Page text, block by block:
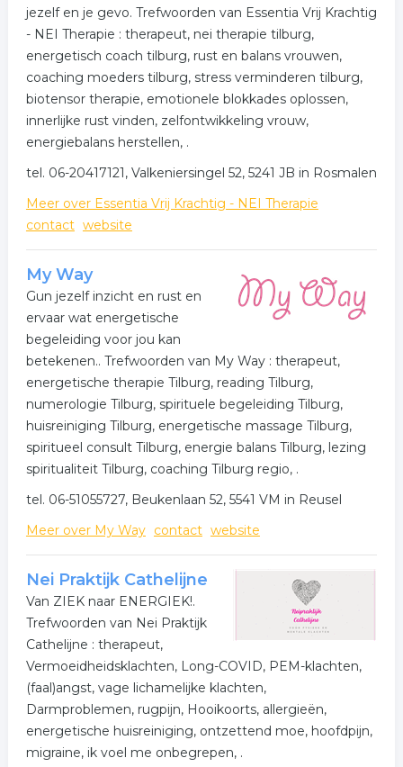
jezelf en je gevo. Trefwoorden van Essentia Vrij Krachtig
- NEI Therapie : therapeut, nei therapie tilburg,
energetisch coach tilburg, rust en balans vrouwen,
coaching moeders tilburg, stress verminderen tilburg,
biotensor therapie, emotionele blokkades oplossen,
innerlijke rust vinden, zelfontwikkeling vrouw,
energiebalans herstellen, .
tel. 06-20417121, Valkeniersingel 52, 5241 JB in Rosmalen
Meer over Essentia Vrij Krachtig - NEI Therapie
contact website
My Way
Gun jezelf inzicht en rust en
ervaar wat energetische
begeleiding voor jou kan
betekenen.. Trefwoorden van My Way : therapeut,
energetische therapie Tilburg, reading Tilburg,
numerologie Tilburg, spirituele begeleiding Tilburg,
huisreiniging Tilburg, energetische massage Tilburg,
spiritueel consult Tilburg, energie balans Tilburg, lezing
spiritualiteit Tilburg, coaching Tilburg regio, .
tel. 06-51055727, Beukenlaan 52, 5541 VM in Reusel
Meer over My Way contact website
Nei Praktijk Cathelijne
Van ZIEK naar ENERGIEK!.
Trefwoorden van Nei Praktijk
Cathelijne : therapeut,
Vermoeidheidsklachten, Long-COVID, PEM-klachten,
(faal)angst, vage lichamelijke klachten,
Darmproblemen, rugpijn, Hooikoorts, allergieën,
energetische huisreiniging, ontzettend moe, hoofdpijn,
migraine, ik voel me onbegrepen, .